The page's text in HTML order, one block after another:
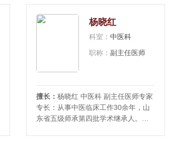
诊疗。社会兼职：东营市医师协会综
合介入医师分会主任委员东营市医学
会放射专业委员会副主任委员坐诊时
杨晓红
科室： 中医科
职称： 副主任医师
擅长： 杨晓红 中医科 副主任医师专家
专长：从事中医临床工作30余年，山
东省五级师承第四批学术继承人。擅